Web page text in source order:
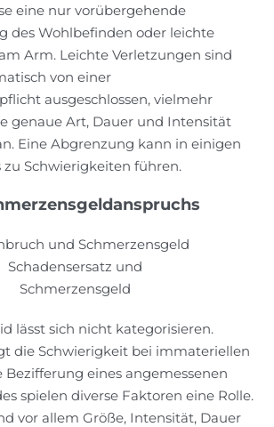
eine nur vorübergehende
des Wohlbefinden oder leichte
Arm. Leichte Verletzungen sind
von einer
ausgeschlossen, vielmehr
genaue Art, Dauer und Intensität
Eine Abgrenzung kann in einigen
zu Schwierigkeiten führen.
Schadensersatz und
Schmerzensgeld
lässt sich nicht kategorisieren.
die Schwierigkeit bei immateriellen
Bezifferung eines angemessenen
spielen diverse Faktoren eine Rolle.
vor allem Größe, Intensität, Dauer